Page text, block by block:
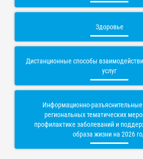
Здоровье
Дистанционные способы
услуг
Информационно-
региональных тематических
профилактике заболеваний и
образа жизни на 2026